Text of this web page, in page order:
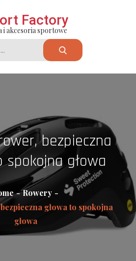
Factory
i akcesoria sportowe
bezpieczna
spokojna głowa
Rowery
głowa to spokojna
głowa